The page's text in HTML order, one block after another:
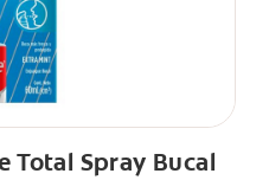
Total Spray Bucal